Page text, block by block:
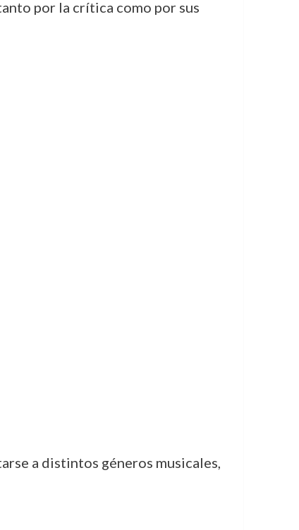
por la crítica como por sus
a distintos géneros musicales,